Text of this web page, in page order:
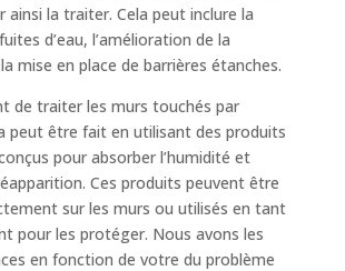
ainsi la traiter. Cela peut inclure la
d’eau, l’amélioration de la
mise en place de barrières étanches.
de traiter les murs touchés par
peut être fait en utilisant des produits
pour absorber l’humidité et
Ces produits peuvent être
sur les murs ou utilisés en tant
pour les protéger. Nous avons les
en fonction de votre du problème